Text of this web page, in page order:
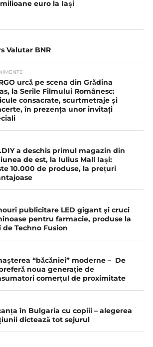
euro la Iași
Valutar BNR
urcă pe scena din Grădina
la Serile Filmului Românesc:
consacrate, scurtmetraje și
în prezența unor invitați
a deschis primul magazin din
de est, la Iulius Mall Iași:
10.000 de produse, la prețuri
publicitare LED gigant şi cruci
pentru farmacie, produse la
de Techno Fusion
“băcăniei” moderne – De
noua generație de
comerțul de proximitate
în Bulgaria cu copiii – alegerea
dictează tot sejurul